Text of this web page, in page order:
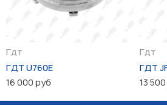
Гдт
ГДТ U760E
16 000 руб
Гдт
ГДТ
13